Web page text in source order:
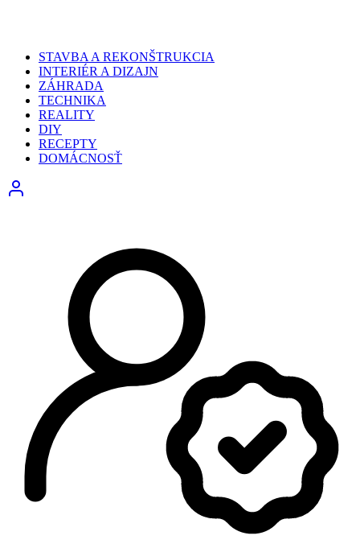
STAVBA A REKONŠTRUKCIA
INTERIÉR A DIZAJN
ZÁHRADA
TECHNIKA
REALITY
DIY
RECEPTY
DOMÁCNOSŤ